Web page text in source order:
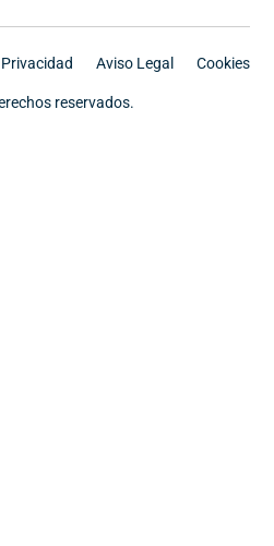
reservados.
Privacidad Aviso Legal Cookies